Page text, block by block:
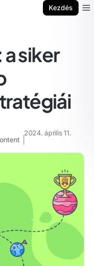
Kezdés
a siker
2024. április 11.